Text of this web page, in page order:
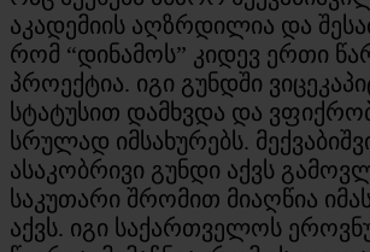
აკადემიის აღზრდილია და
რომ “დინამოს” კიდევ ერთი
პროექტია. იგი გუნდში
სტატუსით დამხვდა და
სრულად იმსახურებს.
ასაკობრივი გუნდი აქვს
საკუთარი შრომით მიაღწია
აქვს. იგი საქართველოს